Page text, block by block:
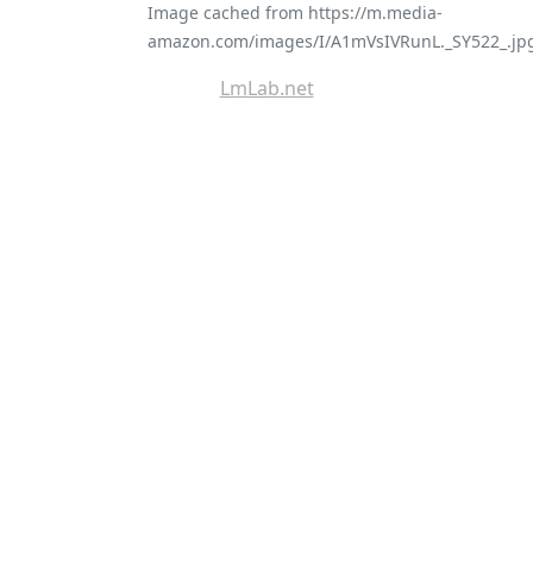
Image cached from https://m.media-
amazon.com/images/I/
LmLab.net